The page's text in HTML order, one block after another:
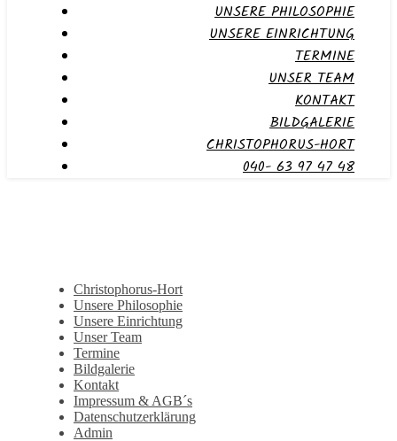
UNSERE PHILOSOPHIE
UNSERE EINRICHTUNG
TERMINE
UNSER TEAM
KONTAKT
BILDGALERIE
CHRISTOPHORUS-HORT
040- 63 97 47 48
Christophorus-Hort
Unsere Philosophie
Unsere Einrichtung
Unser Team
Termine
Bildgalerie
Kontakt
Impressum & AGB´s
Datenschutzerklärung
Admin